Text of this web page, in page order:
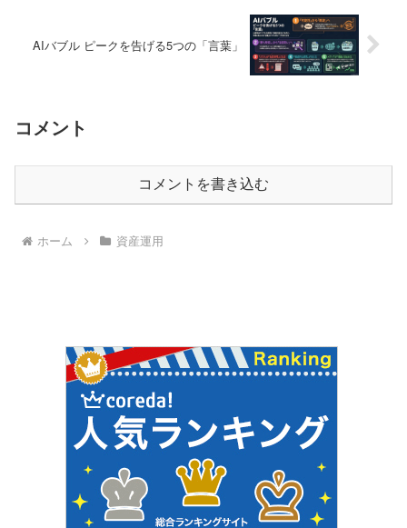
AIバブル ピークを告げる5つの「言葉」
コメント
コメントを書き込む
ホーム 資産運用